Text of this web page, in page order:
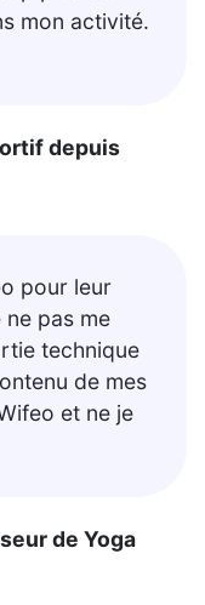
mon activité.
depuis
pour leur
pas me
technique
de mes
et ne je
de Yoga